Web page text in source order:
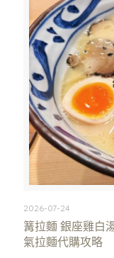
2026-07-24
篝拉麵 銀座雞白
氣拉麵代購攻略